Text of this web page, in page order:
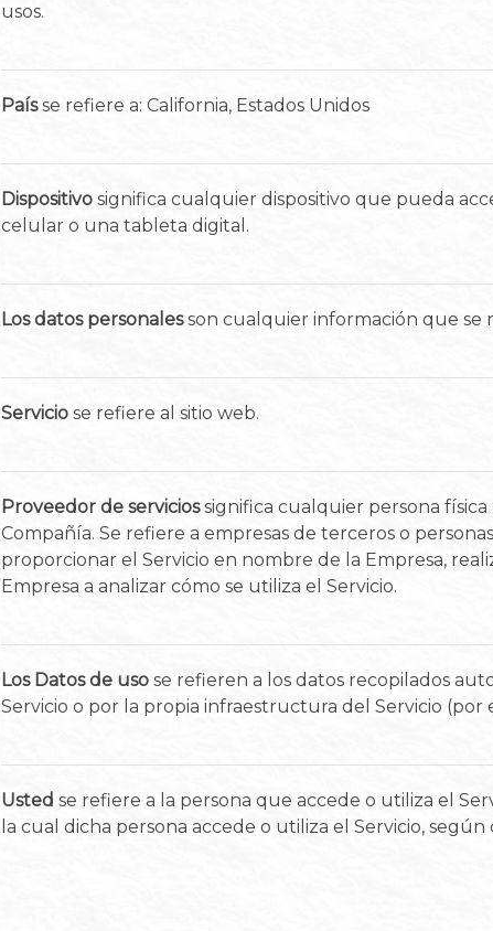
usos.
Paísse refiere a: California, Estados Unidos
Dispositivo significa cualquier dispositivo que pueda
celular o una tableta digital.
Los datos personalesson cualquier información que se
Servicio se refiere al sitio web.
Proveedor de serviciossignifica cualquier persona
Compañía. Se refiere a empresas de terceros o
proporcionar el Servicio en nombre de la Empresa,
Empresa a analizar cómo se utiliza el Servicio.
Los Datos de uso se refieren a los datos recopilados
Servicio o por la propia infraestructura del Servicio (por
Usted se refiere a la persona que accede o utiliza el
la cual dicha persona accede o utiliza el Servicio, según